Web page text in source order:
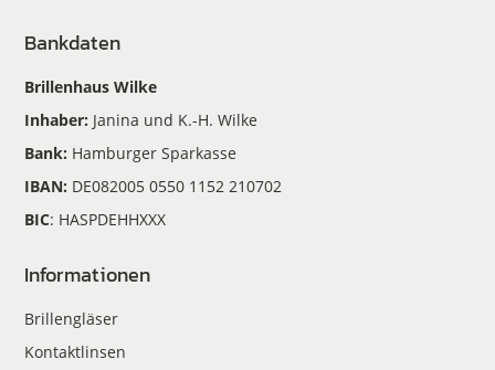
Bankdaten
Brillenhaus Wilke
Inhaber: Janina und K.-H. Wilke
Bank: Hamburger Sparkasse
IBAN: DE082005 0550 1152 210702
BIC: HASPDEHHXXX
Informationen
Brillengläser
Kontaktlinsen